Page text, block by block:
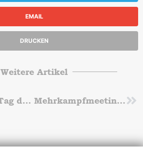
EMAIL
DRUCKEN
Weitere Artikel
01.06.2022 Tag des Laufens aus dem Stadion Lichterfelde Mehrkampfmeeting des SV Preußen